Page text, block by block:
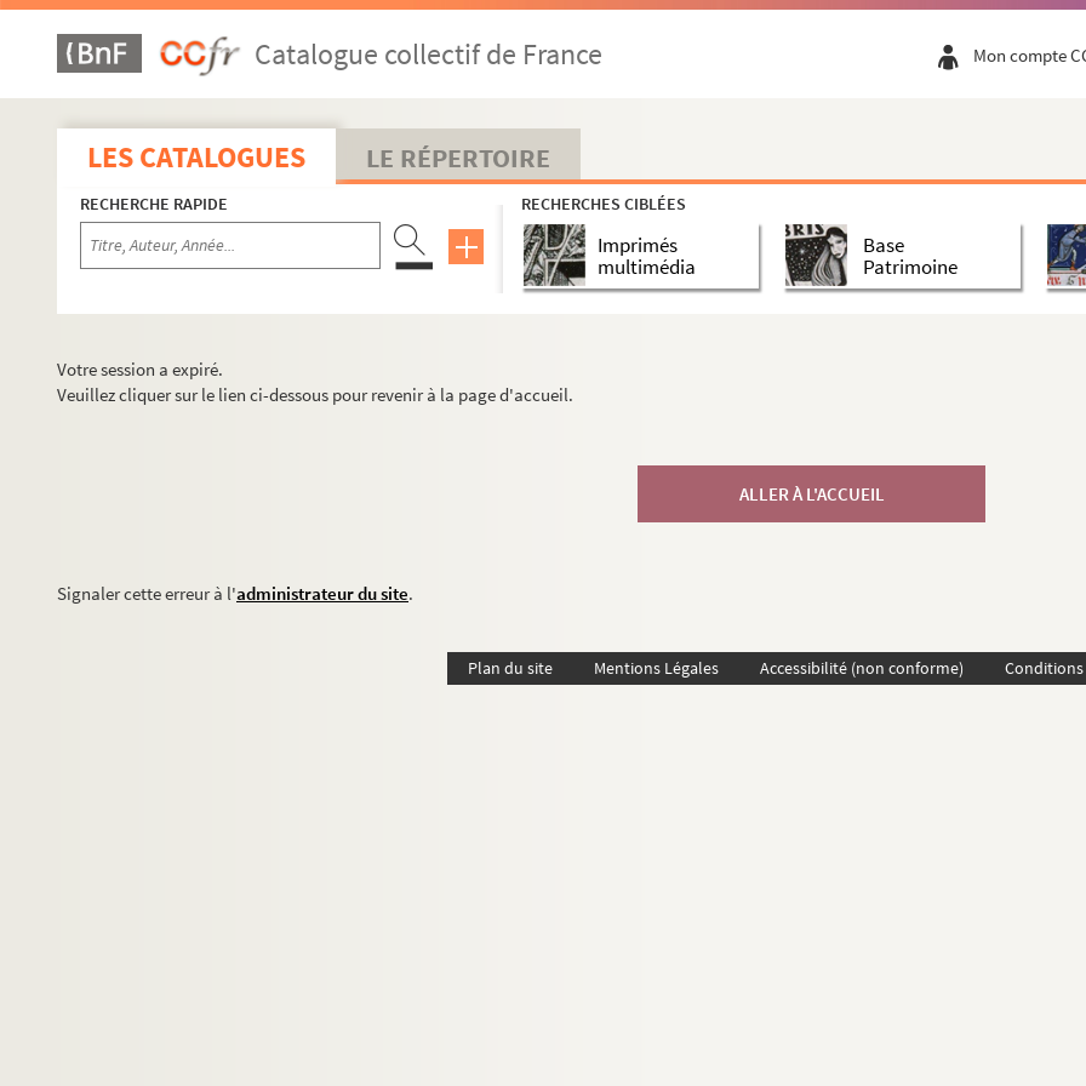
Catalogue collectif de France Mon compte
LES CATALOGUES LE RÉPERTOIRE
RECHERCHE RAPIDE RECHERCHES CIBLÉES
Imprimés
multimédia
Base
Patrimoine
Votre session a expiré.
Veuillez cliquer sur le lien ci-dessous pour revenir à la page d'accueil.
ALLER À L'ACCUEIL
Signaler cette erreur à l'administrateur du site.
Plan du site Mentions Légales Accessibilité (non conforme)